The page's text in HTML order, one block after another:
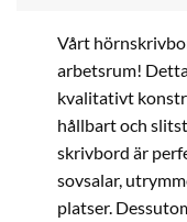
Vårt
arbetsrum!
kvalitativt
hållbart och
skrivbord är
sovsalar,
platser.